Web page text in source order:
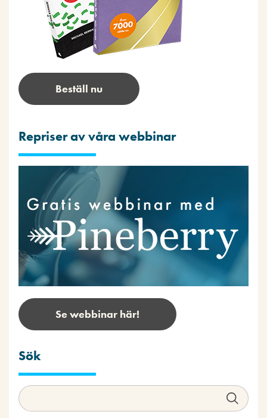
Beställ nu
Repriser av våra webbinar
Se webbinar här!
Sök